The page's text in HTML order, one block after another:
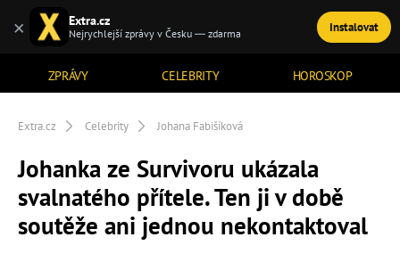
ZPRÁVY CELEBRITY HOROSKOP
TÉMATA
Extra.cz Celebrity Johana Fabišíková
Johanka ze Survivoru ukázala
svalnatého přítele. Ten ji v době
soutěže ani jednou nekontaktoval
× Extra.cz
Nejrychlejší zprávy v Česku — zdarma Instalovat